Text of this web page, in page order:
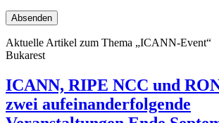
Aktuelle Artikel zum Thema „ICANN-Event“
Bukarest
ICANN, RIPE NCC und
zwei aufeinanderfolgende